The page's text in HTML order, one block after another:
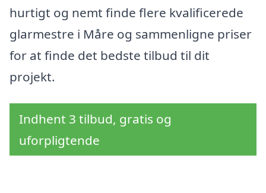
hurtigt og nemt finde flere kvalificerede
glarmestre i Måre og sammenligne priser
for at finde det bedste tilbud til dit
projekt.
Indhent 3 tilbud, gratis og
uforpligtende